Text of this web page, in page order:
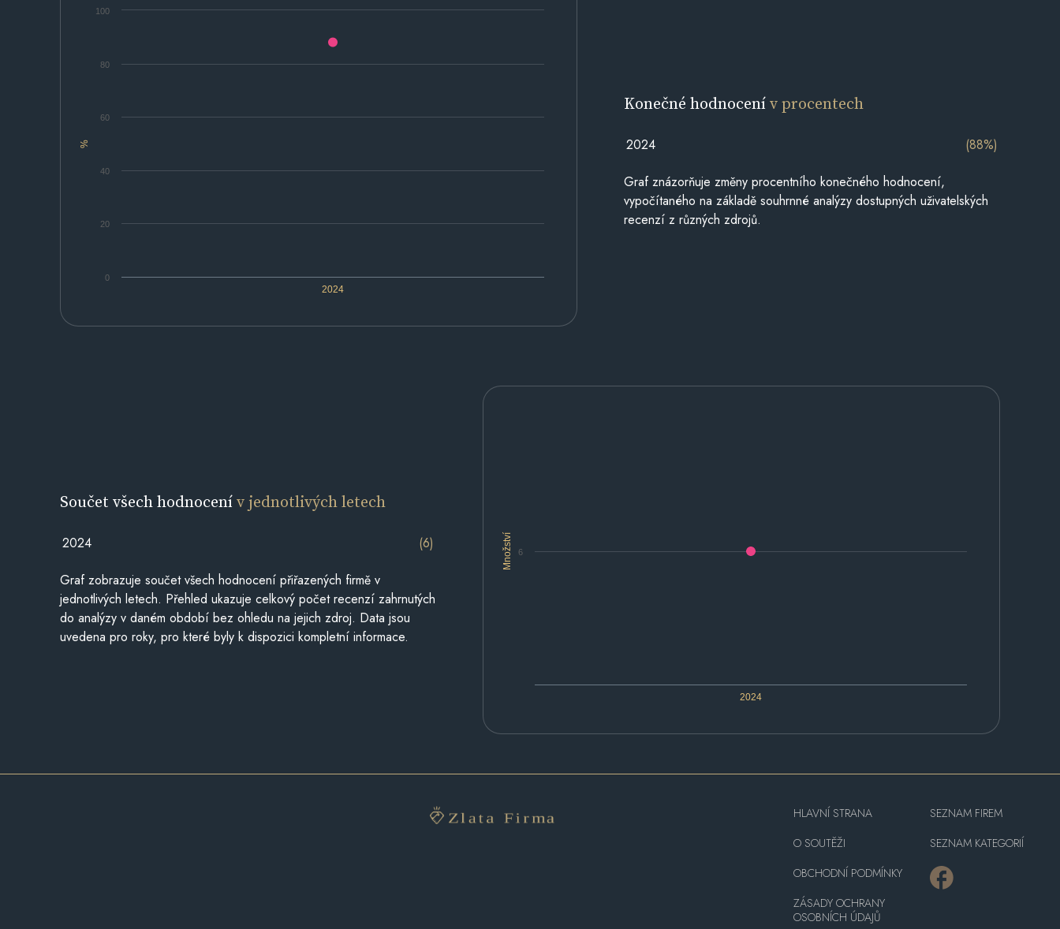
%
2024
0
20
40
60
80
100
Konečné hodnocenív procentech
2024 (88%)
Graf znázorňuje změny procentního konečného hodnocení,
vypočítaného na základě souhrnné analýzy dostupných uživatelských
recenzí z různých zdrojů.
Množství
2024
6
Součet všech hodnocenív jednotlivých letech
2024 (6)
Graf zobrazuje součet všech hodnocení přiřazených firmě v
jednotlivých letech. Přehled ukazuje celkový počet recenzí zahrnutých
do analýzy v daném období bez ohledu na jejich zdroj. Data jsou
uvedena pro roky, pro které byly k dispozici kompletní informace.
HLAVNÍ STRANA
O SOUTĚŽI
OBCHODNÍ PODMÍNKY
ZÁSADY OCHRANY
OSOBNÍCH ÚDAJŮ
SEZNAM FIREM
SEZNAM KATEGORIÍ